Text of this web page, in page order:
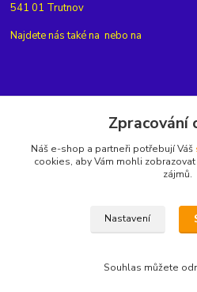
541 01 Trutnov
Najdete nás také na nebo na
+420775654704
Zpracování
Náš e-shop a partneři potřebují Váš
cookies, aby Vám mohli
zájmů.
Nastavení
Souhlas můžete